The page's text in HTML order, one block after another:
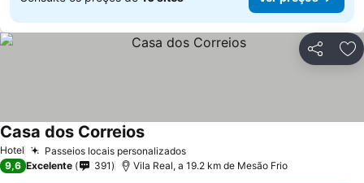
Partilhar
Hotel Passeios locais personalizados
Casa dos Correios
9,6 Excelente 391 Vila Real, a 19.2 km de Mesão Frio